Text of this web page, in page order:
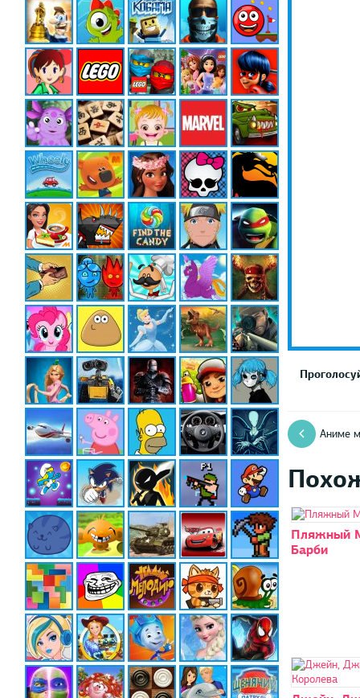
Аниме
Пляжный
Барби